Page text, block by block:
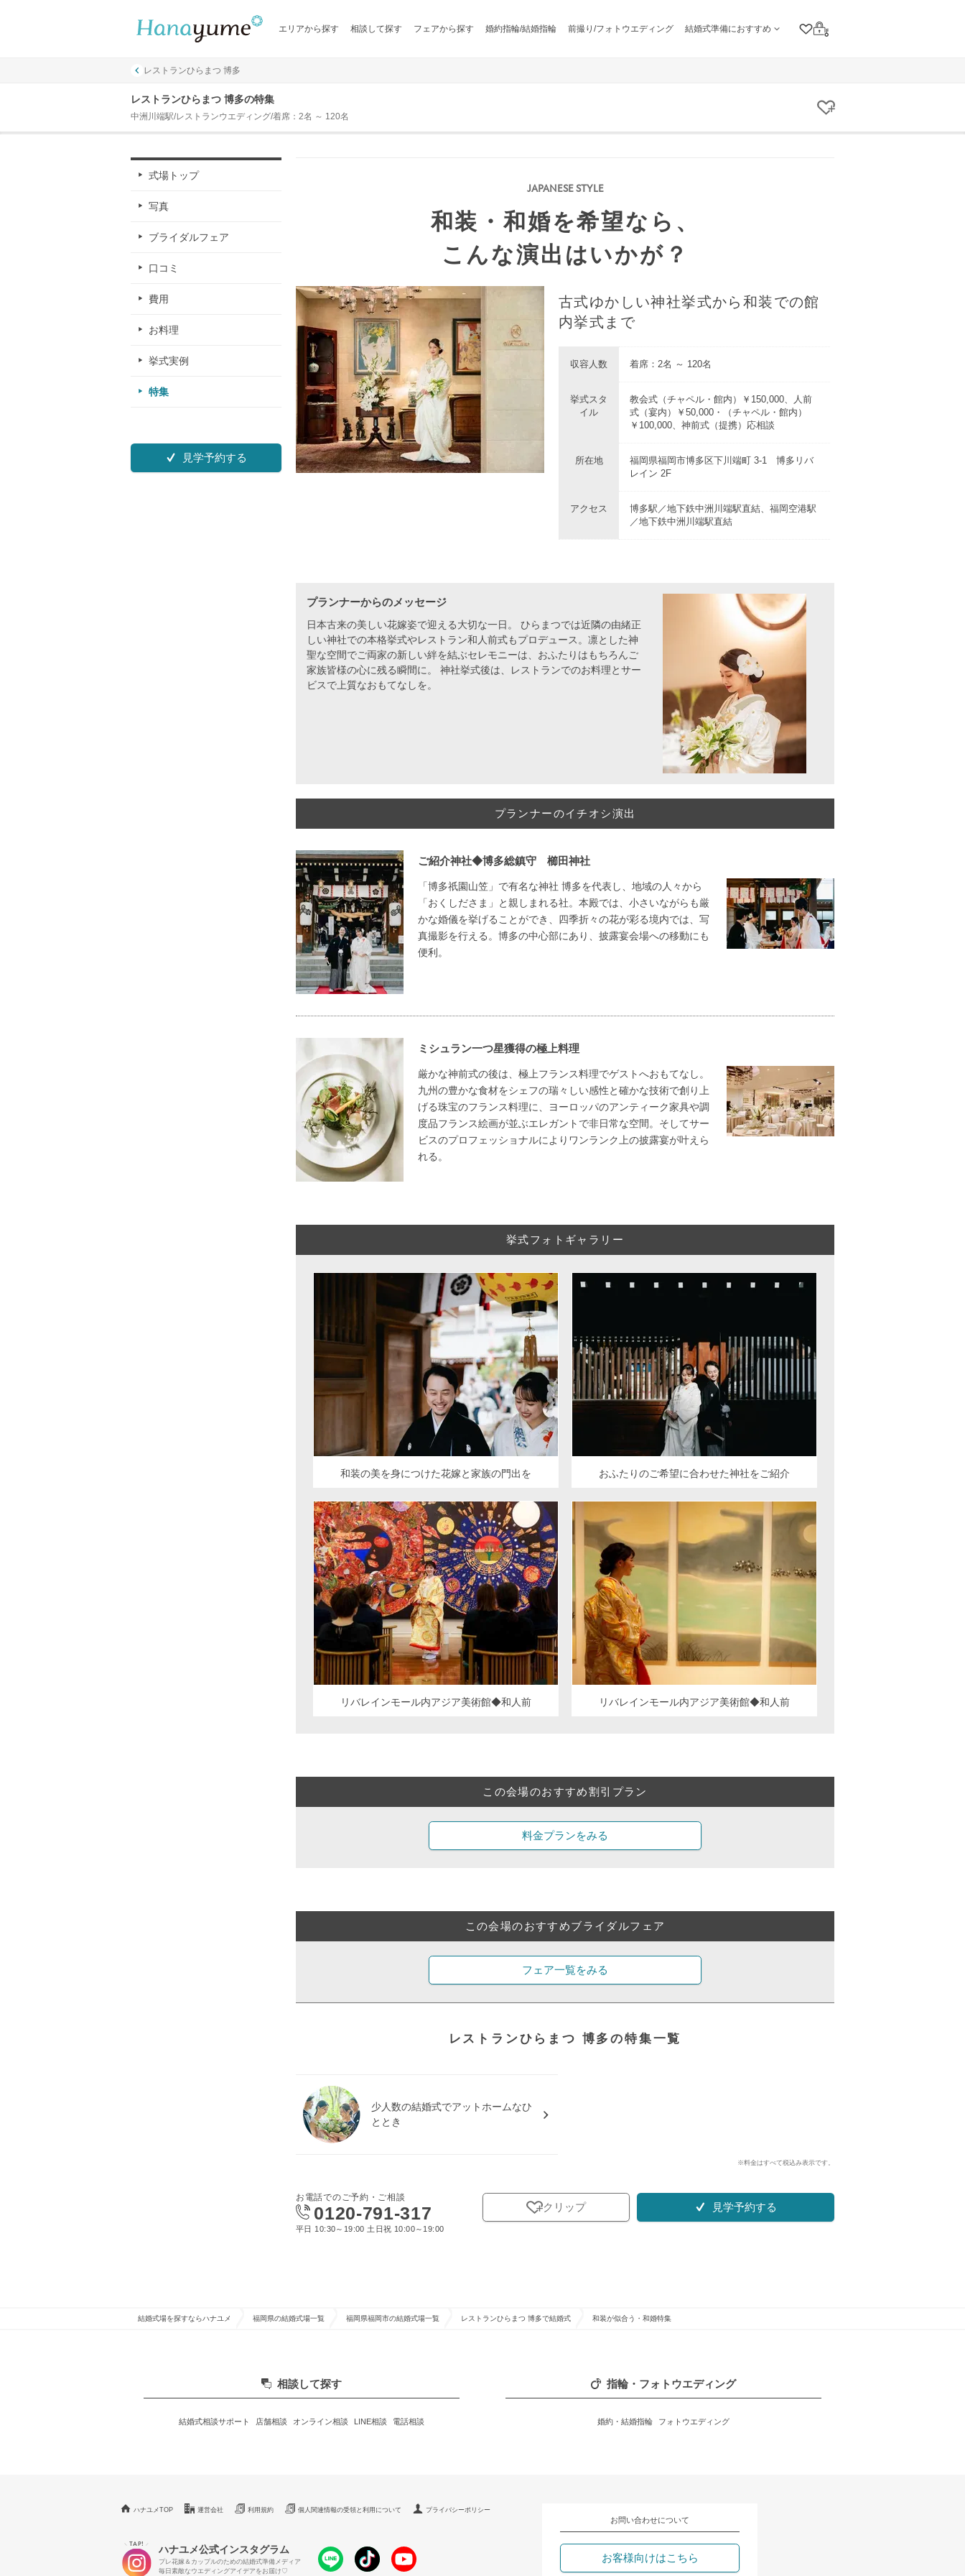
エリアから探す 相談して探す フェアから探す 婚約指輪/結婚指輪 前撮り/フォトウエディング 結婚式準備におすすめ
クリップリスト
ログイン
レストランひらまつ 博多
レストランひらまつ 博多の特集
中洲川端駅/レストランウエディング/着席：2名 ～ 120名 クリップする
式場トップ
写真
ブライダルフェア
口コミ
費用
お料理
挙式実例
特集
見学予約する
和装・和婚を希望なら、
こんな演出はいかが？
古式ゆかしい神社挙式から和装での館
内挙式まで
収容人数 着席：2名 ～ 120名
挙式スタ
イル
教会式（チャペル・館内）￥150,000、人前
式（宴内）￥50,000・（チャペル・館内）
￥100,000、神前式（提携）応相談
所在地
福岡県福岡市博多区下川端町 3-1 博多リバ
レイン 2F
アクセス
博多駅／地下鉄中洲川端駅直結、福岡空港駅
／地下鉄中洲川端駅直結
プランナーからのメッセージ
日本古来の美しい花嫁姿で迎える大切な一日。 ひらまつでは近隣の由緒正
しい神社での本格挙式やレストラン和人前式もプロデュース。凛とした神
聖な空間でご両家の新しい絆を結ぶセレモニーは、おふたりはもちろんご
家族皆様の心に残る瞬間に。 神社挙式後は、レストランでのお料理とサー
ビスで上質なおもてなしを。
プランナーのイチオシ演出
ご紹介神社◆博多総鎮守 櫛田神社
「博多祇園山笠」で有名な神社 博多を代表し、地域の人々から
「おくしださま」と親しまれる社。本殿では、小さいながらも厳
かな婚儀を挙げることができ、四季折々の花が彩る境内では、写
真撮影を行える。博多の中心部にあり、披露宴会場への移動にも
便利。
ミシュラン一つ星獲得の極上料理
厳かな神前式の後は、極上フランス料理でゲストへおもてなし。
九州の豊かな食材をシェフの瑞々しい感性と確かな技術で創り上
げる珠宝のフランス料理に、ヨーロッパのアンティーク家具や調
度品フランス絵画が並ぶエレガントで非日常な空間。そしてサー
ビスのプロフェッショナルによりワンランク上の披露宴が叶えら
れる。
挙式フォトギャラリー
和装の美を身につけた花嫁と家族の門出を おふたりのご希望に合わせた神社をご紹介
リバレインモール内アジア美術館◆和人前 リバレインモール内アジア美術館◆和人前
この会場のおすすめ割引プラン
料金プランをみる
この会場のおすすめブライダルフェア
フェア一覧をみる
レストランひらまつ 博多の特集一覧
少人数の結婚式でアットホームなひ
ととき
※料金はすべて税込み表示です。
お電話でのご予約・ご相談
0120-791-317
平日 10:30～19:00 土日祝 10:00～19:00
クリップ 見学予約する
結婚式場を探すならハナユメ 福岡県の結婚式場一覧 福岡県福岡市の結婚式場一覧 レストランひらまつ 博多で結婚式 和装が似合う・和婚特集
相談して探す
結婚式相談サポート 店舗相談 オンライン相談 LINE相談 電話相談
指輪・フォトウエディング
婚約・結婚指輪 フォトウエディング
ハナユメTOP 運営会社 利用規約 個人関連情報の受領と利用について プライバシーポリシー
＼ TAP! ／ ハナユメ公式インスタグラム
プレ花嫁＆カップルのための結婚式準備メディア
毎日素敵なウエディングアイデアをお届け♡
お問い合わせについて
お客様向けはこちら